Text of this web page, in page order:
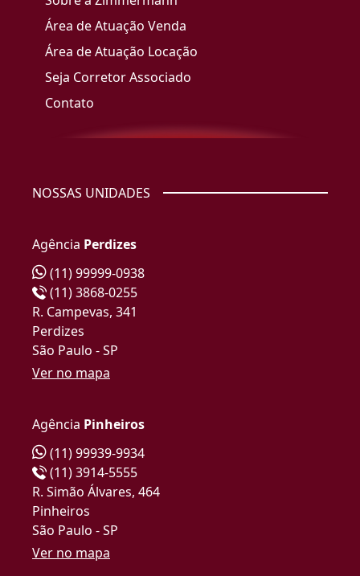
Área de Atuação Venda
Área de Atuação Locação
Seja Corretor Associado
Contato
NOSSAS UNIDADES
Agência Perdizes
(11) 99999-0938
(11) 3868-0255
R. Campevas, 341
Perdizes
São Paulo - SP
Ver no mapa
Agência Pinheiros
(11) 99939-9934
(11) 3914-5555
R. Simão Álvares, 464
Pinheiros
São Paulo - SP
Ver no mapa